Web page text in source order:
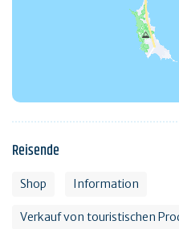
Reisende
Shop Information
Verkauf von touristischen